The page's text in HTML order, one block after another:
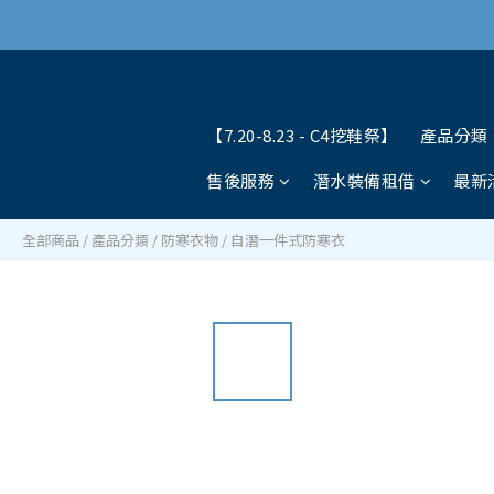
【7.20-8.23 - C4挖鞋祭】
產品分類
售後服務
潛水裝備租借 最新
全部商品 / 產品分類 / 防寒衣物 / 自潛一件式防寒衣